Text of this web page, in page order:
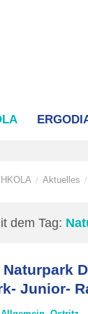
/ Aktuelles /
dem Tag:
Naturpark
Junior-